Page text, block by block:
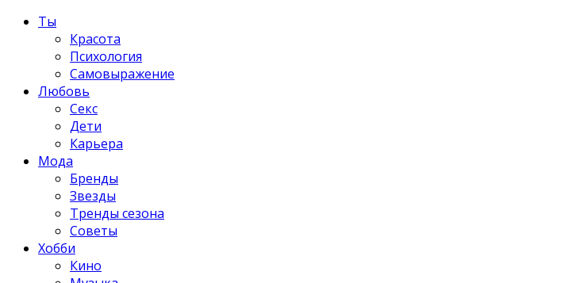
Ты
Красота
Психология
Самовыражение
Любовь
Секс
Дети
Карьера
Мода
Бренды
Звезды
Тренды сезона
Советы
Хобби
Кино